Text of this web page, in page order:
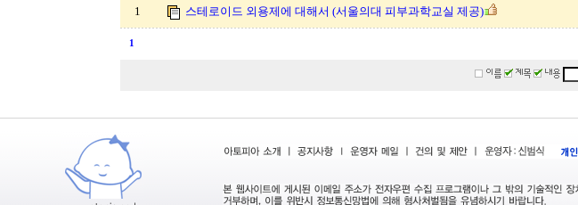
1 스테로이드 외용제에 대해서 (서울의대 피부과학교실 제공)
1